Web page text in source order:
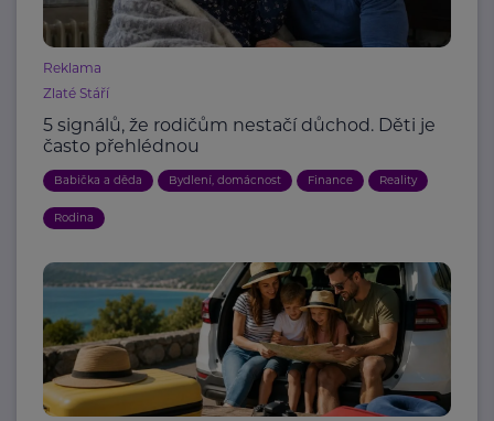
Reklama
Zlaté Stáří
5 signálů, že rodičům nestačí důchod. Děti je
často přehlédnou
Babička a děda Bydlení, domácnost Finance Reality
Rodina